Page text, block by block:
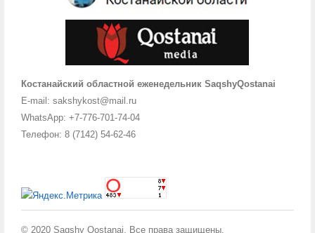
Костанайский областной еженедельник SaqshyQostanai
E-mail: sakshykost@mail.ru
WhatsApp: +7-776-701-74-04
Телефон: 8 (7142) 54-62-46
© 2020 Saqshy Qostanai. Все права защищены.